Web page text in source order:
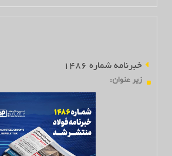
خبرنامه شماره 1486
زير عنوان: